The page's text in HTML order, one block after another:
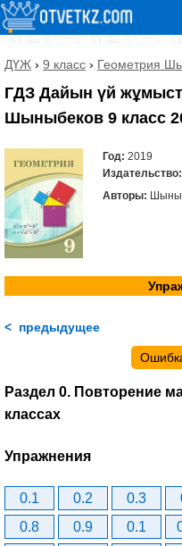
ДҮЖ › 9 класс › Геометрия
ГДЗ Дайын үй
Шыныбеков 9 класс
Год: 2019
Издательство:
Авторы:
< предыдущее
Раздел 0. Повторение
классах
Упражнения
0.1 0.2 0.3
0.8
0.9 0.1